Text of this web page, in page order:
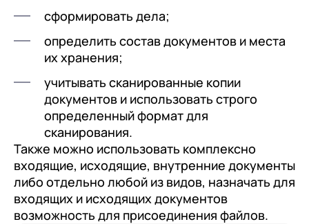
сформировать дела;
определить состав документов и места
их хранения;
учитывать сканированные копии
документов и использовать строго
определенный формат для
сканирования.
Также можно использовать комплексно
входящие, исходящие, внутренние документы
либо отдельно любой из видов, назначать для
входящих и исходящих документов
возможность для присоединения файлов.